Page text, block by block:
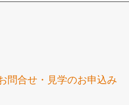
問合せ・見学のお申込み